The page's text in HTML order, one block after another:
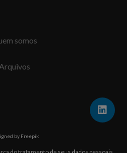
somos
Arquivos
by Freepik